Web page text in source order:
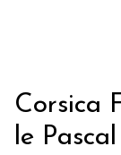
Corsica
le